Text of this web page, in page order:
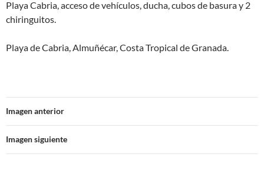
Playa Cabria, acceso de vehículos, ducha, cubos de basura y 2
chiringuitos.
Playa de Cabria, Almuñécar, Costa Tropical de Granada.
Imagen anterior
Imagen siguiente